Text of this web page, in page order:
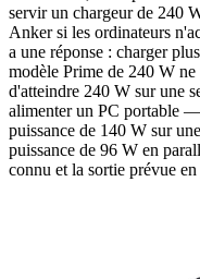
servir un chargeur de 240
Anker si les ordinateurs
a une réponse : charger
modèle Prime de 240 W
d'atteindre 240 W sur une
alimenter un PC portable
puissance de 140 W sur
puissance de 96 W en
connu et la sortie prévue